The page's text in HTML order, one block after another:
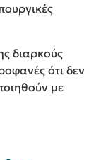
διαρκούς
ότι δεν
με